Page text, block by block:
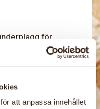
att anpassa innehållet
för
men passar till alla